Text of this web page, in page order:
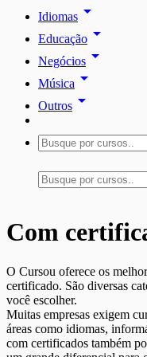
Idiomas arrow_drop_down
Educação arrow_drop_down
Negócios arrow_drop_down
Música arrow_drop_down
Outros arrow_drop_down
Com
O Cursou oferece os
certificado. São diversas
você escolher.
Muitas empresas exigem
áreas como idiomas,
com certificados também